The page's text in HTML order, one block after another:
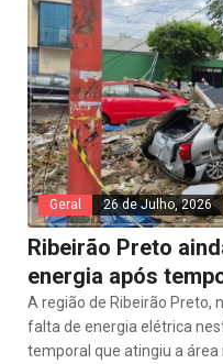
Geral 26 de Julho, 2026
Ribeirão Preto
energia após
A região de Ribeirão Preto,
falta de energia elétrica
temporal que atingiu a